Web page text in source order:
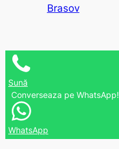
Brasov
Sună
Converseaza pe WhatsApp!
WhatsApp